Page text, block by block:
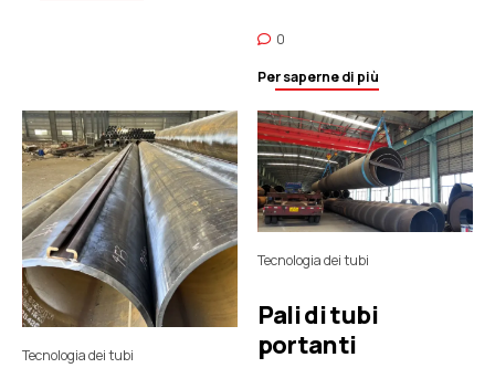
0
Per saperne di più
Tecnologia dei tubi
Tecnologia dei tubi
Pali di tubi
portanti